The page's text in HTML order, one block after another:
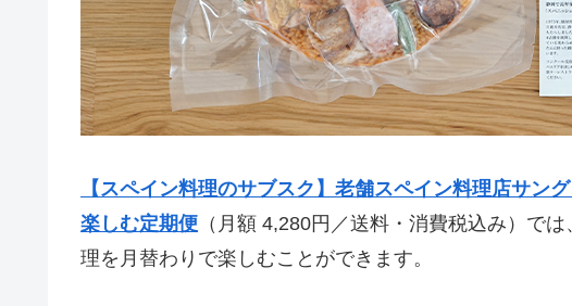
【スペイン料理のサブスク】老舗スペイン料理店サン
楽しむ定期便 （月額 4,280円／送料・消費税込み）で
理を月替わりで楽しむことができます。